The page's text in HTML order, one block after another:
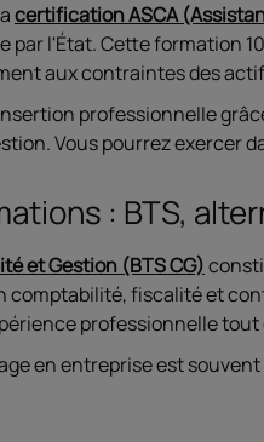
certification ASCA
par l'État. Cette formation
aux contraintes des
professionnelle
Vous pourrez exercer
: BTS,
et Gestion (BTS CG)
comptabilité, fiscalité et
professionnelle
en entreprise est